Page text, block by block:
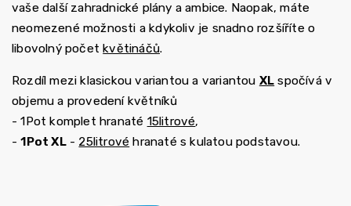
vaše další zahradnické plány a ambice. Naopak, máte
neomezené možnosti a kdykoliv je snadno rozšíříte o
libovolný početkvětináčů.
Rozdíl mezi klasickou variantou a variantou XL spočívá v
objemu a provedení květníků
- 1Pot komplet hranaté 15litrové,
-1Pot XL- 25litrové hranaté s kulatou podstavou.